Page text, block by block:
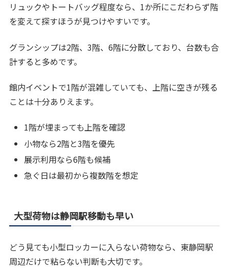
リュックやトートバッグ程度なら、1か所にこだわらず階
を変えて探すほうが見つけやすいです。
グランシップは2階、3階、6階に分散しており、台数も合
計すると多めです。
館内イベントで1階が混雑していても、上階に空きが残る
ことは十分ありえます。
1階が埋まっても上階を確認
小物なら2階と3階を優先
展示利用なら6階も候補
急ぐ日は最初から複数階を想定
大型荷物は静岡駅移動も早い
どう見ても小型ロッカーに入らない荷物なら、東静岡駅
周辺だけで粘らない判断も大切です。